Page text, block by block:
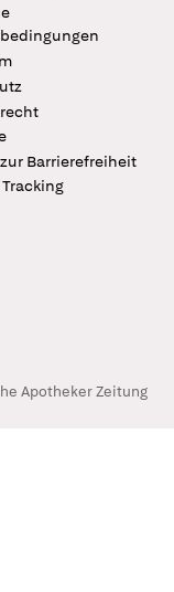
Barrierefreiheit
Apotheker Zeitung